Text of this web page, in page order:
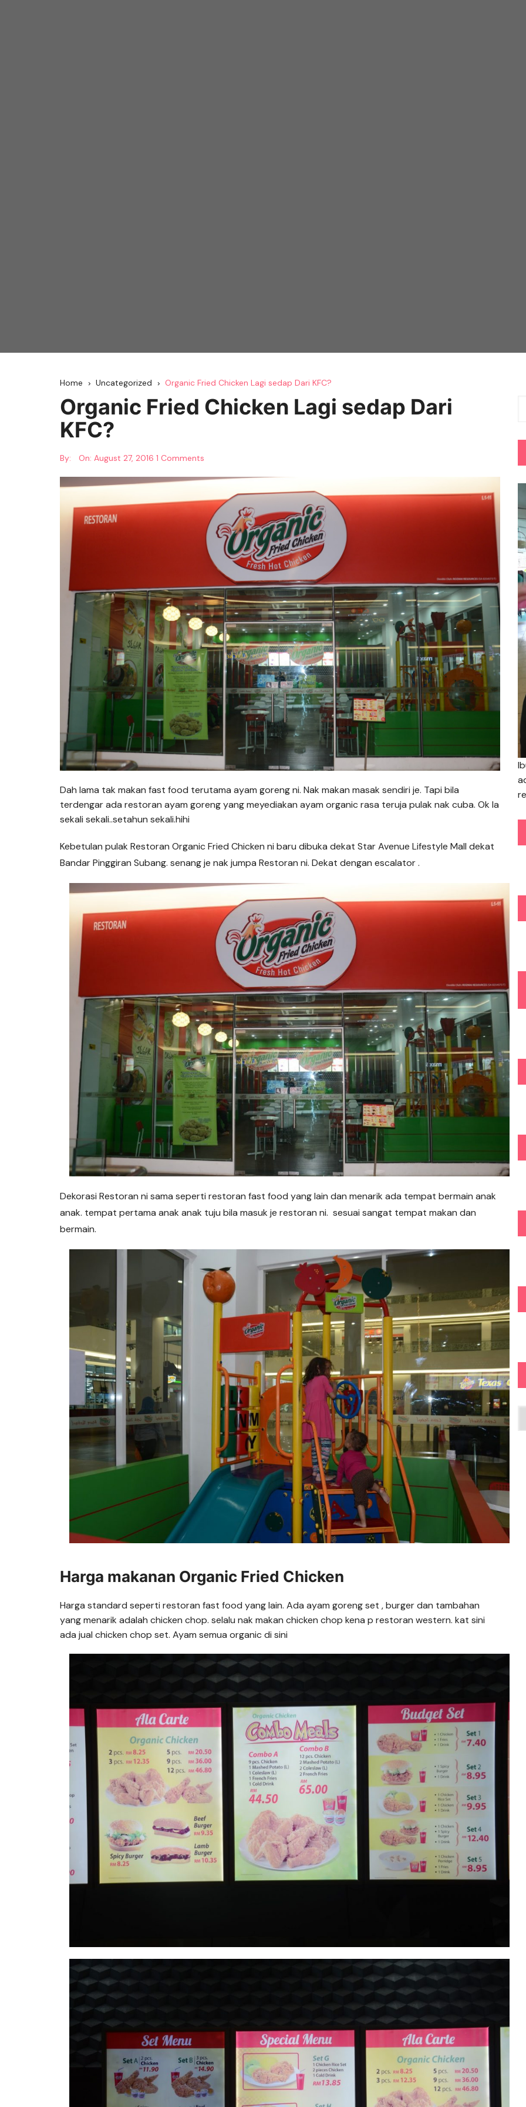
Home Uncategorized Organic Fried Chicken Lagi sedap Dari KFC?
Organic Fried Chicken Lagi sedap Dari
KFC?
By: On: August 27, 2016 1 Comments
Dah lama tak makan fast food terutama ayam goreng ni. Nak makan masak sendiri je. Tapi bila
terdengar ada restoran ayam goreng yang meyediakan ayam organic rasa teruja pulak nak cuba. Ok la
sekali sekali..setahun sekali.hihi
Kebetulan pulak Restoran Organic Fried Chicken ni baru dibuka dekat Star Avenue Lifestyle Mall dekat
Bandar Pinggiran Subang. senang je nak jumpa Restoran ni. Dekat dengan escalator .
Dekorasi Restoran ni sama seperti restoran fast food yang lain dan menarik ada tempat bermain anak
anak. tempat pertama anak anak tuju bila masuk je restoran ni. sesuai sangat tempat makan dan
bermain.
Harga makanan Organic Fried Chicken
Harga standard seperti restoran fast food yang lain. Ada ayam goreng set , burger dan tambahan
yang menarik adalah chicken chop. selalu nak makan chicken chop kena p restoran western. kat sini
ada jual chicken chop set. Ayam semua organic di sini